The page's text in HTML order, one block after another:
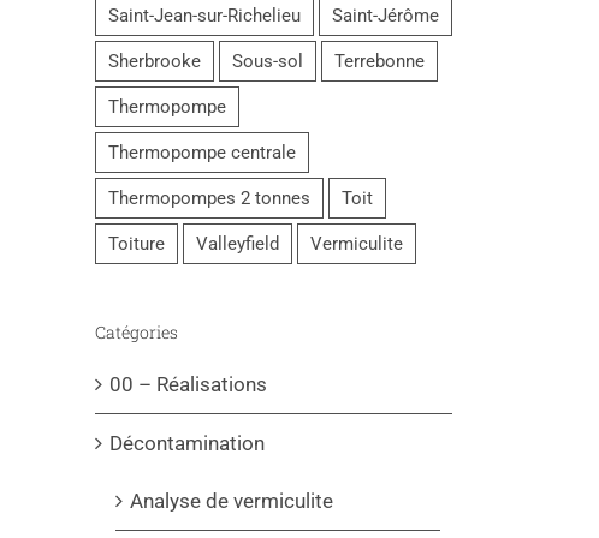
Saint-Jean-sur-Richelieu Saint-Jérôme
Sherbrooke Sous-sol Terrebonne
Thermopompe
Thermopompe centrale
Thermopompes 2 tonnes Toit
Toiture Valleyfield Vermiculite
Catégories
00 – Réalisations
Décontamination
Analyse de vermiculite